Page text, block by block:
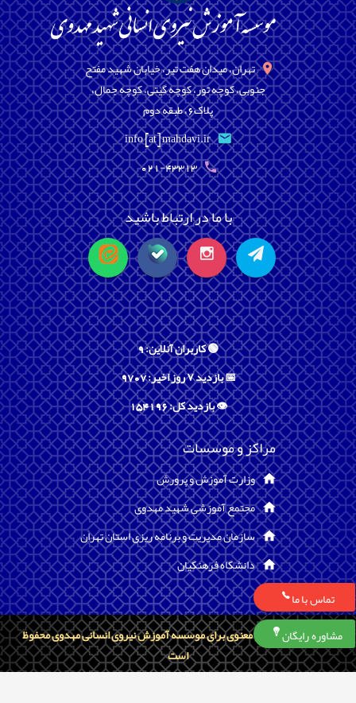
تهران، میدان هفت تیر، خیابان شهید مفتح
جنوبی، کوچه تور، کوچه گیتی، کوچه جمال،
پلاک6، طبقه دوم
info [at] mahdavi.ir
021-43313
با ما در ارتباط باشید
🟢 کاربران آنلاین: 9
📅 بازدید ۷ روز اخیر: 9707
👁️ بازدید کل: 154196
مراکز و موسسات
وزارت آموزش و پرورش
مجتمع آموزشی شهید مهدوی
سازمان مدیریت و برنامه ریزی استان تهران
دانشگاه فرهنگیان
تمامی حقوق مادی و معنوی برای موسسه آموزش نیروی انسانی مهدوی محفوظ
است
تماس با ما
مشاوره رایگان